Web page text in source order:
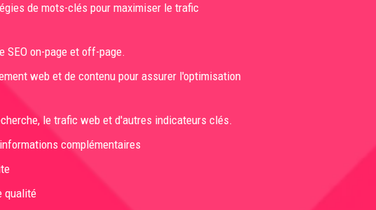
de mots-clés pour maximiser le trafic
SEO on-page et off-page.
web et de contenu pour assurer l'optimisation
le trafic web et d'autres indicateurs clés.
complémentaires
qualité